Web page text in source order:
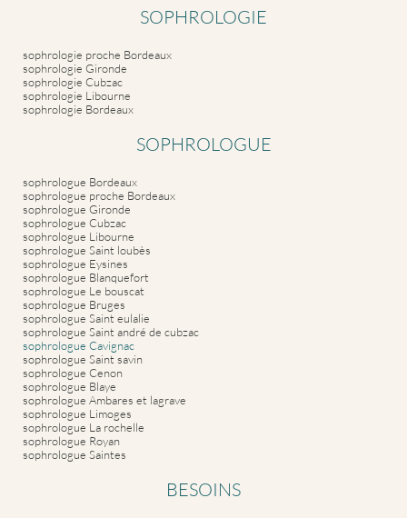
SOPHROLOGIE
sophrologie proche Bordeaux
sophrologie Gironde
sophrologie Cubzac
sophrologie Libourne
sophrologie Bordeaux
SOPHROLOGUE
sophrologue Bordeaux
sophrologue proche Bordeaux
sophrologue Gironde
sophrologue Cubzac
sophrologue Libourne
sophrologue Saint loubès
sophrologue Eysines
sophrologue Blanquefort
sophrologue Le bouscat
sophrologue Bruges
sophrologue Saint eulalie
sophrologue Saint andré de cubzac
sophrologue Cavignac
sophrologue Saint savin
sophrologue Cenon
sophrologue Blaye
sophrologue Ambares et lagrave
sophrologue Limoges
sophrologue La rochelle
sophrologue Royan
sophrologue Saintes
BESOINS